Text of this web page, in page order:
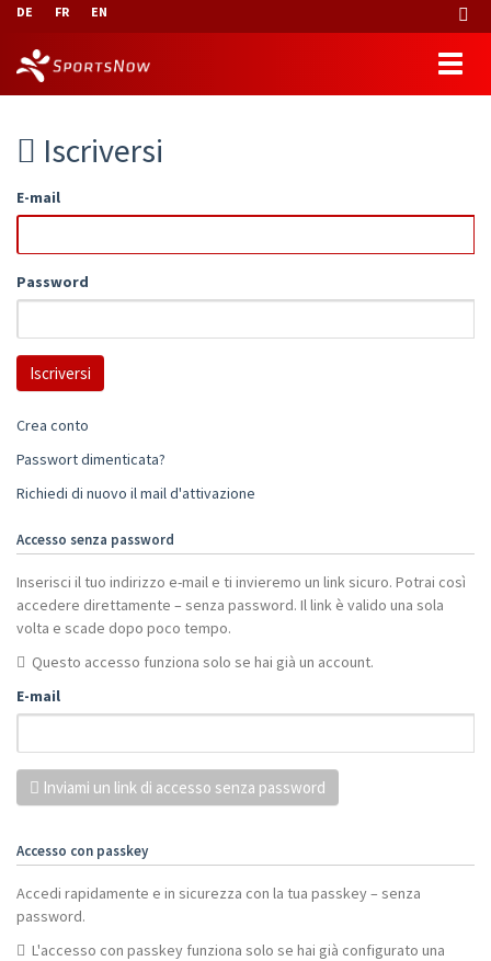
DE FR EN
Iscriversi
E-mail
Password
Crea conto
Passwort dimenticata?
Richiedi di nuovo il mail d'attivazione
Accesso senza password
Inserisci il tuo indirizzo e-mail e ti invieremo un link sicuro. Potrai così
accedere direttamente – senza password. Il link è valido una sola
volta e scade dopo poco tempo.
Questo accesso funziona solo se hai già un account.
E-mail
Inviami un link di accesso senza password
Accesso con passkey
Accedi rapidamente e in sicurezza con la tua passkey – senza
password.
L'accesso con passkey funziona solo se hai già configurato una